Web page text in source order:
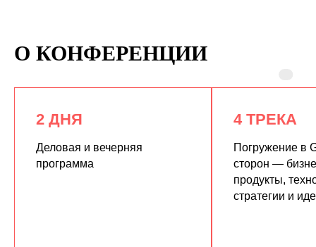
О КОНФЕРЕНЦИИ
2 ДНЯ
Деловая и вечерняя
программа
4 ТРЕКА
Погружение в
сторон —
продукты,
стратегии и